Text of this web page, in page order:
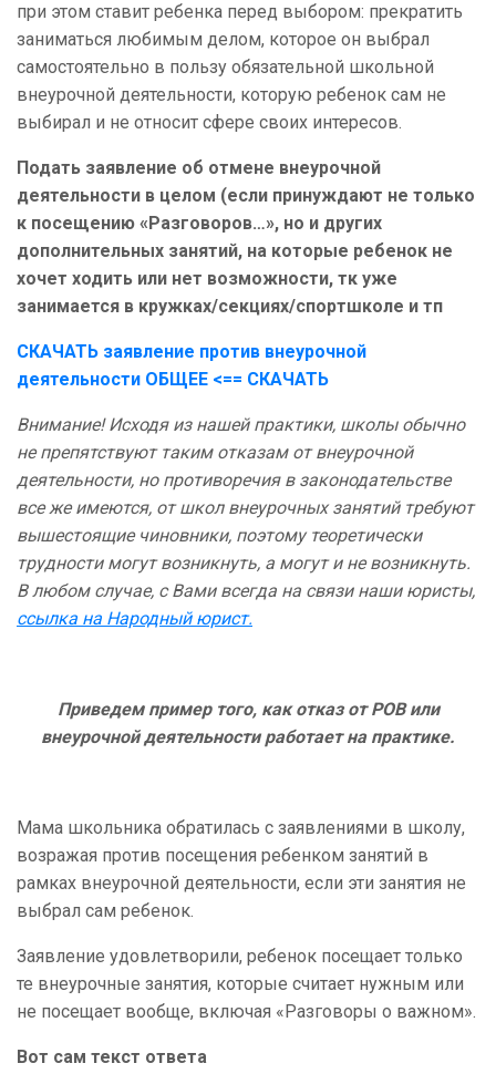
при этом ставит ребенка перед выбором: прекратить
заниматься любимым делом, которое он выбрал
самостоятельно в пользу обязательной школьной
внеурочной деятельности, которую ребенок сам не
выбирал и не относит сфере своих интересов.
Подать заявление об отмене внеурочной
деятельности в целом (если принуждают не только
к посещению «Разговоров…», но и других
дополнительных занятий, на которые ребенок не
хочет ходить или нет возможности, тк уже
занимается в кружках/секциях/спортшколе и тп
СКАЧАТЬ заявление против внеурочной
деятельности ОБЩЕЕ <== СКАЧАТЬ
Внимание! Исходя из нашей практики, школы обычно
не препятствуют таким отказам от внеурочной
деятельности, но противоречия в законодательстве
все же имеются, от школ внеурочных занятий требуют
вышестоящие чиновники, поэтому теоретически
трудности могут возникнуть, а могут и не возникнуть.
В любом случае, с Вами всегда на связи наши юристы,
ссылка на Народный юрист.
Приведем пример того, как отказ от РОВ или
внеурочной деятельности работает на практике.
Мама школьника обратилась с заявлениями в школу,
возражая против посещения ребенком занятий в
рамках внеурочной деятельности, если эти занятия не
выбрал сам ребенок.
Заявление удовлетворили, ребенок посещает только
те внеурочные занятия, которые считает нужным или
не посещает вообще, включая «Разговоры о важном».
Вот сам текст ответа